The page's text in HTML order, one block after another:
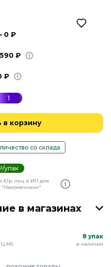
0 ₽
₽
₽
1
в корзину
со склада
упак
Юр. лиц и ИП для
"Наконечники"
в магазинах
М5
8 упак
в наличии